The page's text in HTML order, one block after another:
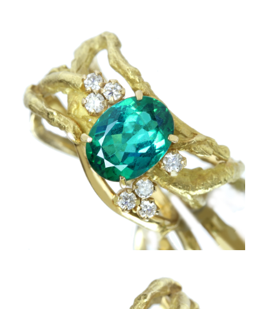
ご注文手続き
カートを見る
お買い物を続ける